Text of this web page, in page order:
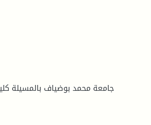
جامعة محمد بوضياف بالمسيلة